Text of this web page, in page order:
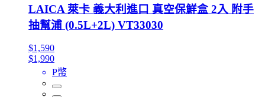
LAICA 萊卡 義大利進口 真空保鮮盒 2入 附手
抽幫浦 (0.5L+2L) VT33030
$1,590
$1,990
P幣